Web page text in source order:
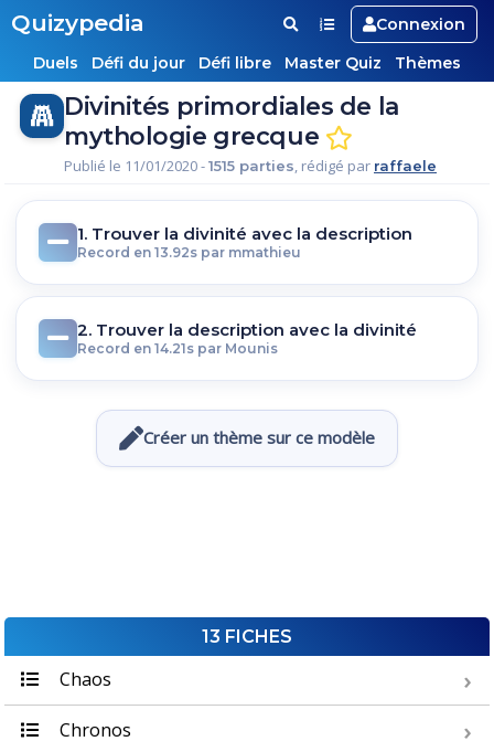
Quizypedia
Connexion
Duels
Défi du jour Défi libre Master Quiz Thèmes
Divinités primordiales de la
mythologie grecque
Publié le 11/01/2020 -1515 parties, rédigé par raffaele
1. Trouver la divinité avec la description
Record en 13.92s par mmathieu
2. Trouver la description avec la divinité
Record en 14.21s par Mounis
Créer un thème sur ce modèle
13 FICHES
Chaos
Chronos